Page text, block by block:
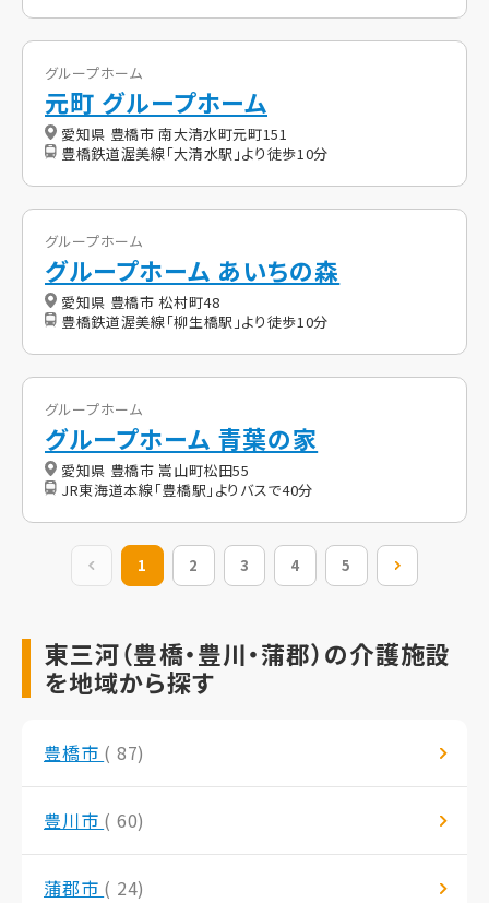
グループホーム
元町 グループホーム
愛知県 豊橋市 南大清水町元町151
豊橋鉄道渥美線「大清水駅」より徒歩10分
グループホーム
グループホーム あいちの森
愛知県 豊橋市 松村町48
豊橋鉄道渥美線「柳生橋駅」より徒歩10分
グループホーム
グループホーム 青葉の家
愛知県 豊橋市 嵩山町松田55
JR東海道本線「豊橋駅」よりバスで40分
前の20件
1 2 3 4 5
東三河（豊橋・豊川・蒲郡）の介護施設
を地域から探す
豊橋市 ( 87)
豊川市 ( 60)
蒲郡市 ( 24)